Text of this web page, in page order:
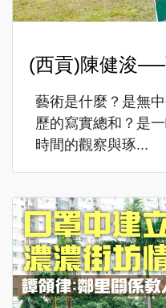
(西貢)陳健浚
藝術是什麼？是無
歷的寫實總和？是
時間的觀察與琢...